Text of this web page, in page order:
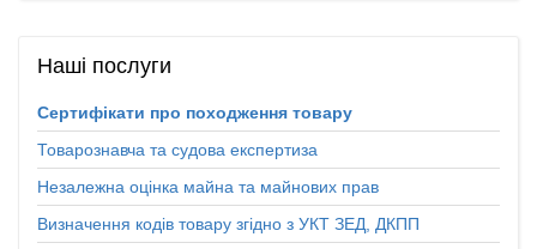
Наші послуги
Сертифікати про походження товару
Товарознавча та судова експертиза
Незалежна оцінка майна та майнових прав
Визначення кодів товару згідно з УКТ ЗЕД, ДКПП